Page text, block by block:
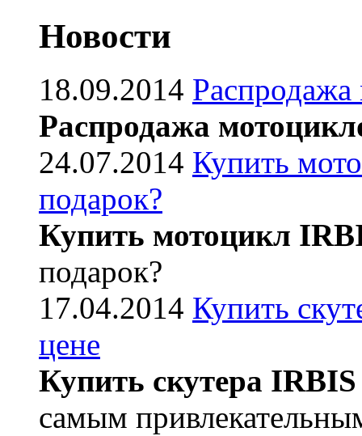
Новости
18.09.2014
Распродажа
24.07.2014 Купить
подарок?
Купить мотоцикл
подарок?
17.04.2014 Купить
цене
Купить скутера IRBIS
самым